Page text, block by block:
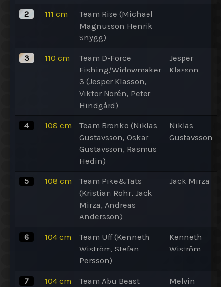
2 111 cm
Team Rise (Michael
Magnusson Henrik
Snygg)
3 110 cm
Team D-Force
Fishing/Widowmaker
3 (Jesper Klasson,
Viktor Norén, Peter
Hindgård)
Jesper
Klasson
4 108 cm
Team Bronko (Niklas
Gustavsson, Oskar
Gustavsson, Rasmus
Hedin)
Niklas
Gustavsson
5 108 cm
Team Pike&Tats
(Kristian Rohr, Jack
Mirza, Andreas
Andersson)
Jack Mirza
6 104 cm
Team Uff (Kenneth
Wiström, Stefan
Persson)
Kenneth
Wiström
7 104 cm
Team Abu Beast
Melvin